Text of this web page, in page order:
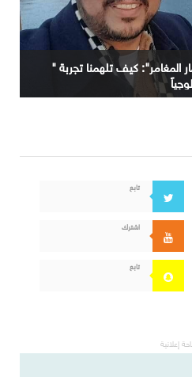
المغامر": كيف تلهمنا تجربة "
تابع
اشترك
تابع
إعلانية